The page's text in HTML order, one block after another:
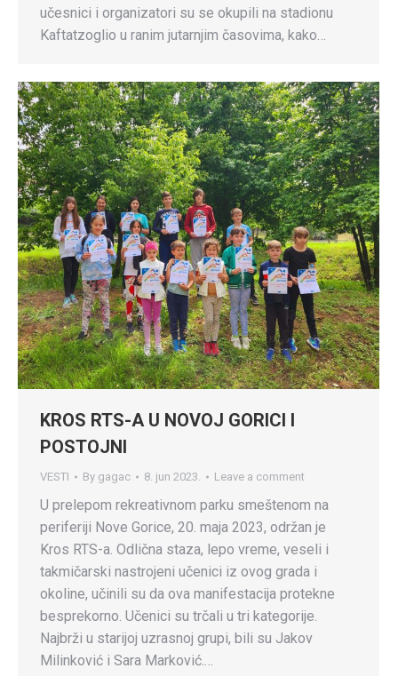
učesnici i organizatori su se okupili na stadionu
Kaftatzoglio u ranim jutarnjim časovima, kako…
KROS RTS-A U NOVOJ GORICI I
POSTOJNI
VESTI By gagac 8. jun 2023. Leave a comment
U prelepom rekreativnom parku smeštenom na
periferiji Nove Gorice, 20. maja 2023, održan je
Kros RTS-a. Odlična staza, lepo vreme, veseli i
takmičarski nastrojeni učenici iz ovog grada i
okoline, učinili su da ova manifestacija protekne
besprekorno. Učenici su trčali u tri kategorije.
Najbrži u starijoj uzrasnoj grupi, bili su Jakov
Milinković i Sara Marković.…